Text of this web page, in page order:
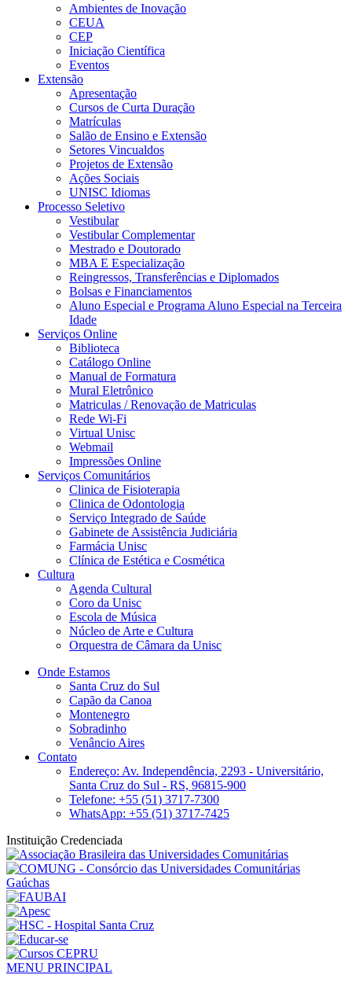
Ambientes de Inovação
CEUA
CEP
Iniciação Científica
Eventos
Extensão
Apresentação
Cursos de Curta Duração
Matrículas
Salão de Ensino e Extensão
Setores Vincualdos
Projetos de Extensão
Ações Sociais
UNISC Idiomas
Processo Seletivo
Vestibular
Vestibular Complementar
Mestrado e Doutorado
MBA E Especialização
Reingressos, Transferências e Diplomados
Bolsas e Financiamentos
Aluno Especial e Programa Aluno Especial na Terceira
Idade
Serviços Online
Biblioteca
Catálogo Online
Manual de Formatura
Mural Eletrônico
Matriculas / Renovação de Matriculas
Rede Wi-Fi
Virtual Unisc
Webmail
Impressões Online
Serviços Comunitários
Clinica de Fisioterapia
Clinica de Odontologia
Serviço Integrado de Saúde
Gabinete de Assistência Judiciária
Farmácia Unisc
Clínica de Estética e Cosmética
Cultura
Agenda Cultural
Coro da Unisc
Escola de Música
Núcleo de Arte e Cultura
Orquestra de Câmara da Unisc
Onde Estamos
Santa Cruz do Sul
Capão da Canoa
Montenegro
Sobradinho
Venâncio Aires
Contato
Endereço: Av. Independência, 2293 - Universitário,
Santa Cruz do Sul - RS, 96815-900
Telefone: +55 (51) 3717-7300
WhatsApp: +55 (51) 3717-7425
Instituição Credenciada
MENU PRINCIPAL